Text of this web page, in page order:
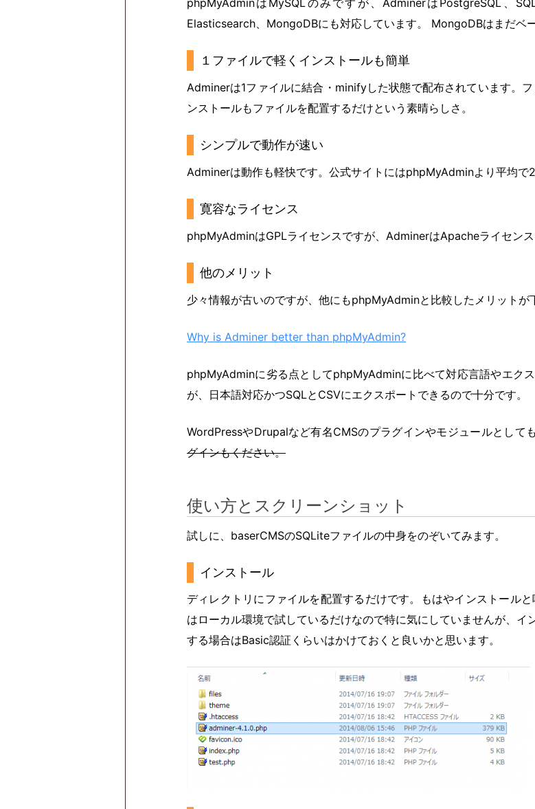
phpMyAdminはMySQLのみですが、AdminerはPostgreSQL、
Elasticsearch、MongoDBにも対応しています。 MongoDBはまだベー
１ファイルで軽くインストールも簡単
Adminerは1ファイルに結合・minifyした状態で配布されています。
ンストールもファイルを配置するだけという素晴らしさ。
シンプルで動作が速い
Adminerは動作も軽快です。公式サイトにはphpMyAdminより平均で
寛容なライセンス
phpMyAdminはGPLライセンスですが、AdminerはApacheライセンス
他のメリット
少々情報が古いのですが、他にもphpMyAdminと比較したメリットが
Why is Adminer better than phpMyAdmin?
phpMyAdminに劣る点としてphpMyAdminに比べて対応言語やエク
が、日本語対応かつSQLとCSVにエクスポートできるので十分です。
WordPressやDrupalなど有名CMSのプラグインやモジュールとして
グインもください。
使い方とスクリーンショット
試しに、baserCMSのSQLiteファイルの中身をのぞいてみます。
インストール
ディレクトリにファイルを配置するだけです。もはやインストール
はローカル環境で試しているだけなので特に気にしていませんが、イ
する場合はBasic認証くらいはかけておくと良いかと思います。